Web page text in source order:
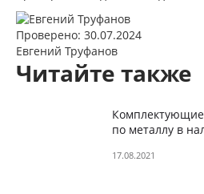
Проверено: 30.07.2024
Евгений Труфанов
Читайте также
Комплектующие
по металлу в
17.08.2021